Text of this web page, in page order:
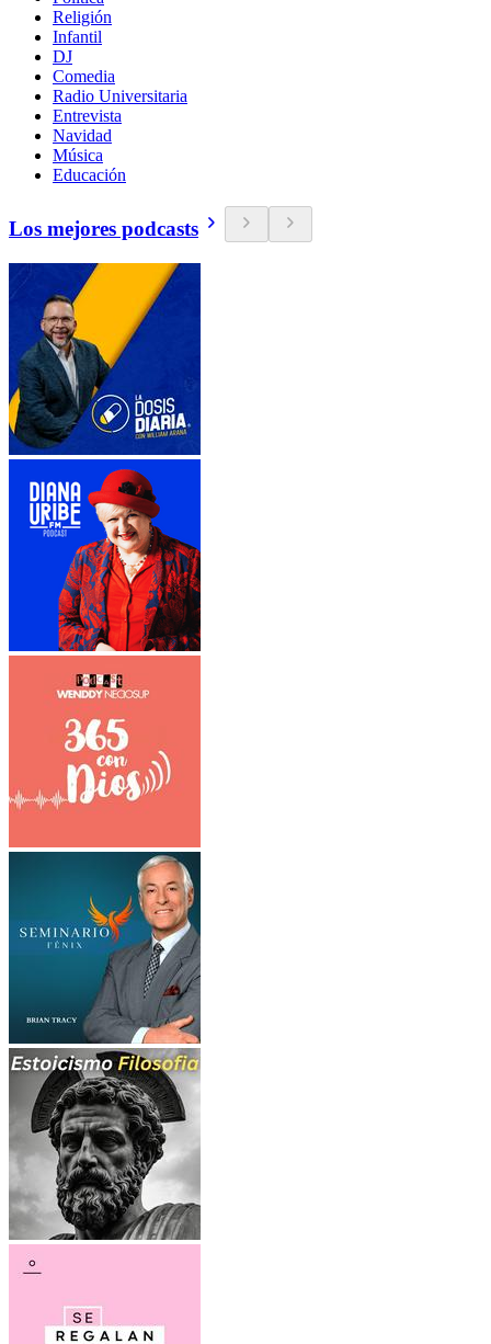
Religión
Infantil
DJ
Comedia
Radio Universitaria
Entrevista
Navidad
Música
Educación
Los mejores podcasts